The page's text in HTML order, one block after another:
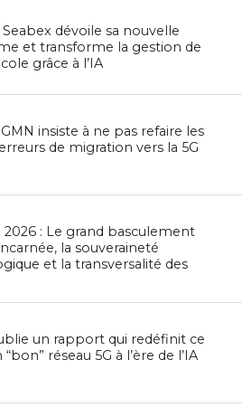
Seabex dévoile sa nouvelle
et transforme la gestion de
grâce à l’IA
insiste à ne pas refaire les
de migration vers la 5G
2026 : Le grand basculement
la souveraineté
et la transversalité des
un rapport qui redéfinit ce
“bon” réseau 5G à l’ère de l’IA